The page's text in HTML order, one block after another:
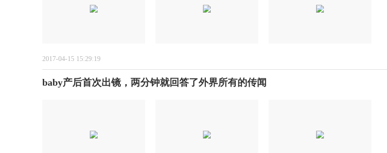
2017-04-15 15:29:19
baby产后首次出镜，两分钟就回答了外界所有的传闻